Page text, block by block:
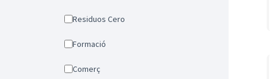
Residuos Cero
Formació
Comerç